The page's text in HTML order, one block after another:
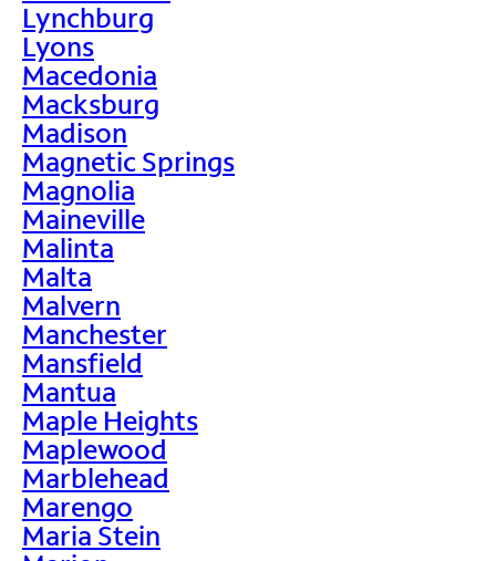
Lynchburg
Lyons
Macedonia
Macksburg
Madison
Magnetic Springs
Magnolia
Maineville
Malinta
Malta
Malvern
Manchester
Mansfield
Mantua
Maple Heights
Maplewood
Marblehead
Marengo
Maria Stein